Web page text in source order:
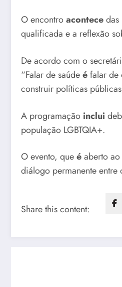
O encontroacontecedas
qualificada e a reflexão
De acordo com o
“Falar de saúdeéfalar de
construir políticas
A programação inclui
população LGBTQIA+.
O evento, queéaberto
diálogo permanente
Share this content: